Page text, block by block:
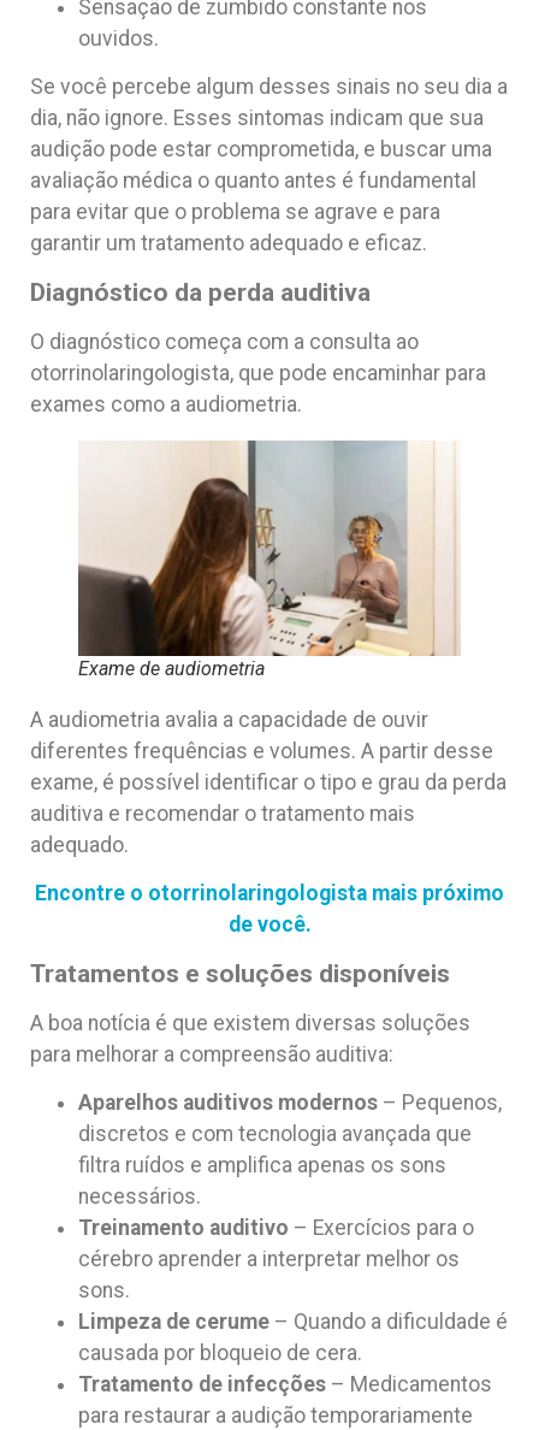
Sensação de zumbido constante nos
ouvidos.
Se você percebe algum desses sinais no seu dia a
dia, não ignore. Esses sintomas indicam que sua
audição pode estar comprometida, e buscar uma
avaliação médica o quanto antes é fundamental
para evitar que o problema se agrave e para
garantir um tratamento adequado e eficaz.
Diagnóstico da perda auditiva
O diagnóstico começa com a consulta ao
otorrinolaringologista, que pode encaminhar para
exames como a audiometria.
Exame de audiometria
A audiometria avalia a capacidade de ouvir
diferentes frequências e volumes. A partir desse
exame, é possível identificar o tipo e grau da perda
auditiva e recomendar o tratamento mais
adequado.
Encontre o otorrinolaringologista mais próximo
de você.
Tratamentos e soluções disponíveis
A boa notícia é que existem diversas soluções
para melhorar a compreensão auditiva:
Aparelhos auditivos modernos – Pequenos,
discretos e com tecnologia avançada que
filtra ruídos e amplifica apenas os sons
necessários.
Treinamento auditivo – Exercícios para o
cérebro aprender a interpretar melhor os
sons.
Limpeza de cerume – Quando a dificuldade é
causada por bloqueio de cera.
Tratamento de infecções – Medicamentos
para restaurar a audição temporariamente